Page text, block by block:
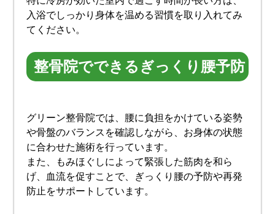
入浴でしっかり身体を温める習慣を取り入れてみ
てください。
整骨院でできるぎっくり腰予防
グリーン整骨院では、腰に負担をかけている姿勢
や骨盤のバランスを確認しながら、お身体の状態
に合わせた施術を行っています。
また、もみほぐしによって緊張した筋肉を和ら
げ、血流を促すことで、ぎっくり腰の予防や再発
防止をサポートしています。